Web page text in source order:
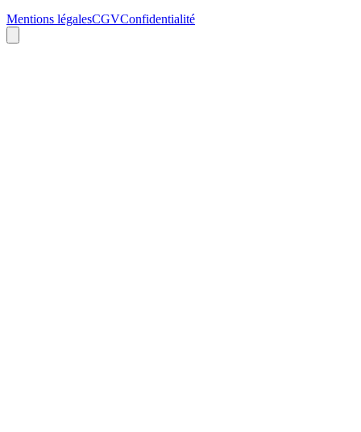
Mentions légalesCGVConfidentialité